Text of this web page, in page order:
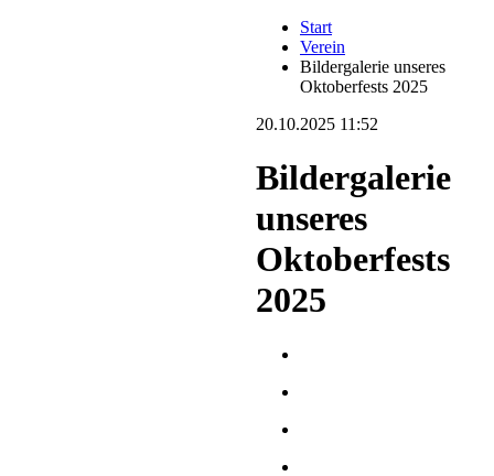
Start
Verein
Bildergalerie unseres
Oktoberfests 2025
20.10.2025 11:52
Bildergalerie
unseres
Oktoberfests
2025